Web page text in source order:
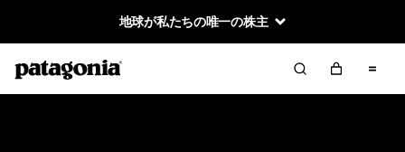
地球が私たちの唯一の株主